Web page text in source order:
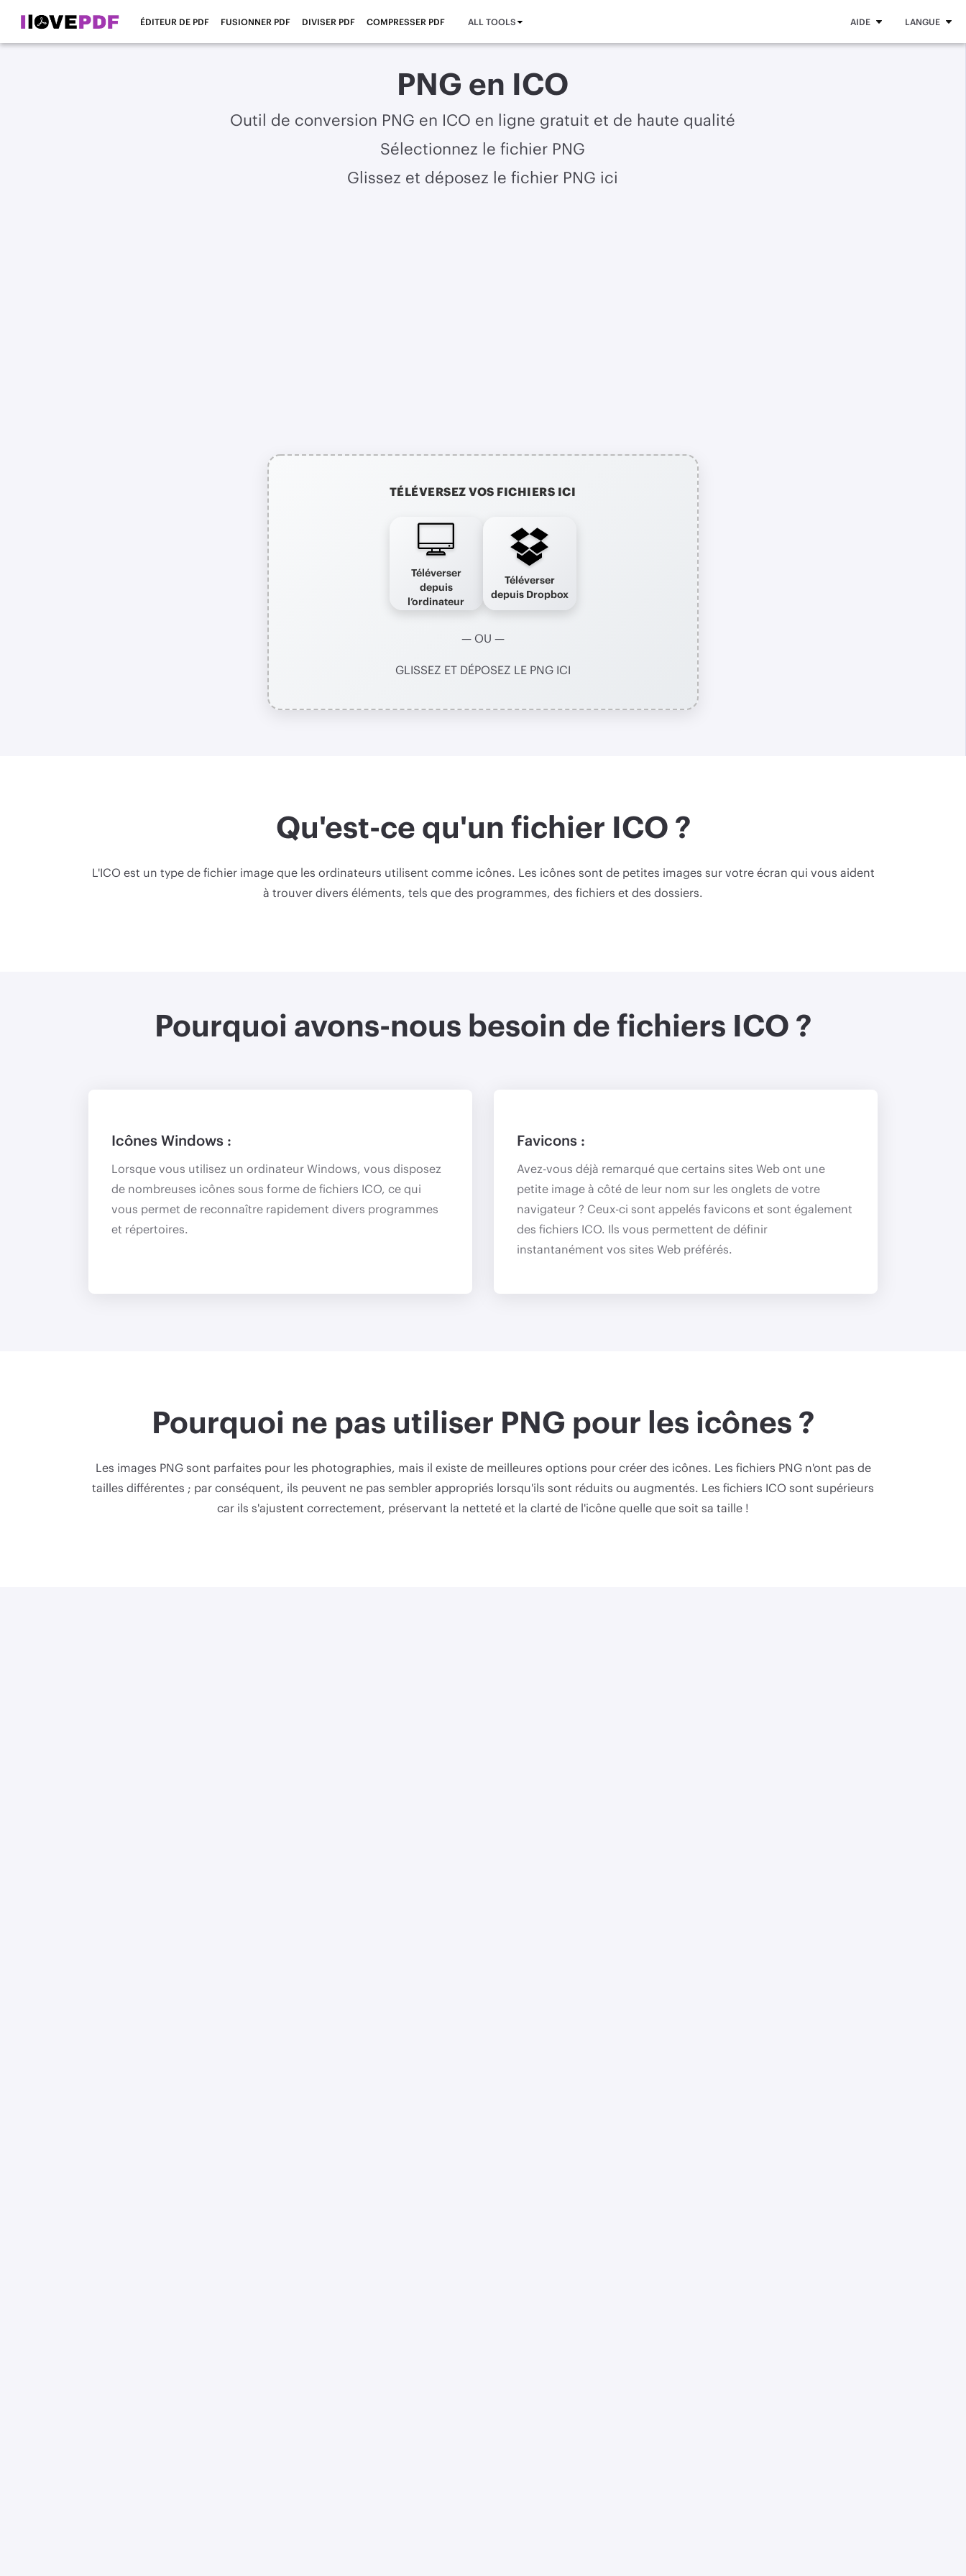
ÉDITEUR DE PDF FUSIONNER PDF DIVISER PDF COMPRESSER PDF ALL TOOLS AIDE LANGUE
PNG en ICO
Outil de conversion PNG en ICO en ligne gratuit et de haute qualité
Sélectionnez le fichier PNG
Glissez et déposez le fichier PNG ici
TÉLÉVERSEZ VOS FICHIERS ICI
Téléverser
depuis
l’ordinateur
Téléverser
depuis Dropbox
— OU —
GLISSEZ ET DÉPOSEZ LE PNG ICI
Qu'est-ce qu'un fichier ICO ?
L'ICO est un type de fichier image que les ordinateurs utilisent comme icônes. Les icônes sont de petites images sur votre écran qui vous aident
à trouver divers éléments, tels que des programmes, des fichiers et des dossiers.
Pourquoi avons-nous besoin de fichiers ICO ?
Icônes Windows :
Lorsque vous utilisez un ordinateur Windows, vous disposez
de nombreuses icônes sous forme de fichiers ICO, ce qui
vous permet de reconnaître rapidement divers programmes
et répertoires.
Favicons :
Avez-vous déjà remarqué que certains sites Web ont une
petite image à côté de leur nom sur les onglets de votre
navigateur ? Ceux-ci sont appelés favicons et sont également
des fichiers ICO. Ils vous permettent de définir
instantanément vos sites Web préférés.
Pourquoi ne pas utiliser PNG pour les icônes ?
Les images PNG sont parfaites pour les photographies, mais il existe de meilleures options pour créer des icônes. Les fichiers PNG n'ont pas de
tailles différentes ; par conséquent, ils peuvent ne pas sembler appropriés lorsqu'ils sont réduits ou augmentés. Les fichiers ICO sont supérieurs
car ils s'ajustent correctement, préservant la netteté et la clarté de l'icône quelle que soit sa taille !